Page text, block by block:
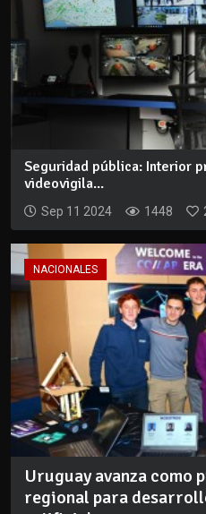
Seguridad pública: Interior
videovigila...
Sep 11 2024 1448
NACIONALES
Uruguay avanza como
regional para